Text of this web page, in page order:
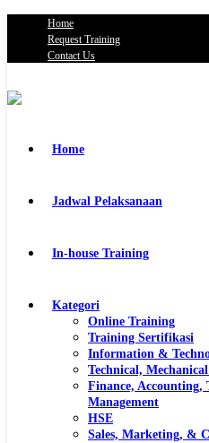
Home
Request Training
Contact Us
Home
Jadwal Pelaksanaan
In-house Training
Kategori
Online Training
Training Sertifikasi
Information &
Technical,
Finance,
Management
HSE
Sales, Marketing, &